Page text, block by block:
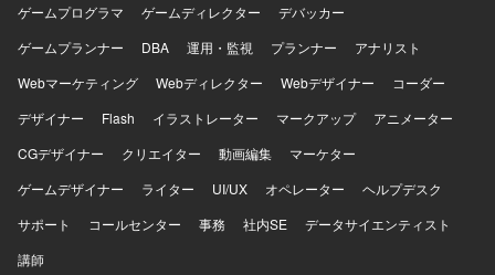
ゲームプログラマ
ゲームディレクター
デバッカー
ゲームプランナー
DBA 運用・監視 プランナー
アナリスト
Webマーケティング
Webディレクター Webデザイナー
コーダー
デザイナー
Flash イラストレーター マークアップ
アニメーター
CGデザイナー
クリエイター 動画編集
マーケター
ゲームデザイナー
ライター UI/UX オペレーター
ヘルプデスク
サポート
コールセンター 事務 社内SE
データサイエンティスト
講師